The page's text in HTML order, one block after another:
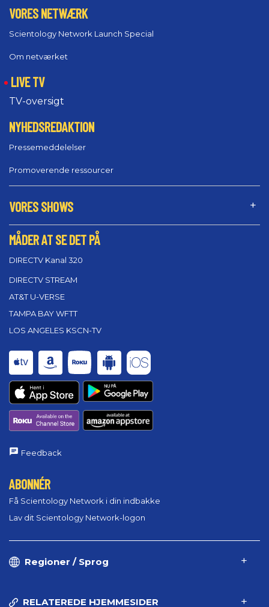
VORES NETWÆRK
Scientology Network Launch Special
Om netværket
LIVE TV
TV-oversigt
NYHEDSREDAKTION
Pressemeddelelser
Promoverende ressourcer
VORES SHOWS
MÅDER AT SE DET PÅ
DIRECTV Kanal 320
DIRECTV STREAM
AT&T U-VERSE
TAMPA BAY WFTT
LOS ANGELES KSCN-TV
Feedback
ABONNÉR
Få Scientology Network i din indbakke
Lav dit Scientology Network-logon
Regioner / Sprog
RELATEREDE HJEMMESIDER